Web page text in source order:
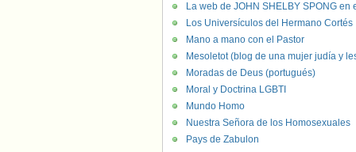
La web de JOHN SHELBY SPONG en
Los Universículos del Hermano Cortés
Mano a mano con el Pastor
Mesoletot (blog de una mujer judía y
Moradas de Deus (portugués)
Moral y Doctrina LGBTI
Mundo Homo
Nuestra Señora de los Homosexuales
Pays de Zabulon